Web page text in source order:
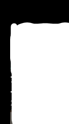
보도자료
굿뉴스에너
무협약 체결
2025년 7월 17일